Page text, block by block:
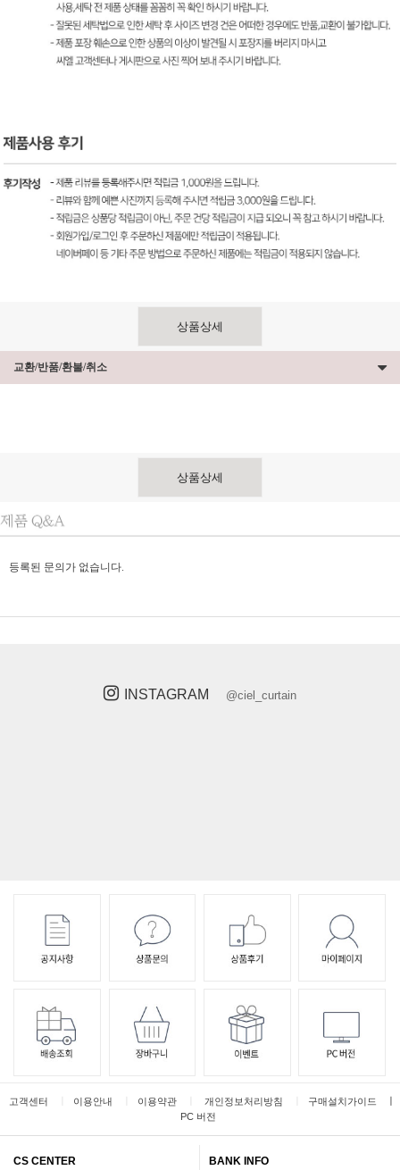
상품상세
교환/반품/환불/취소
상품상세
등록된 문의가 없습니다.
INSTAGRAM @ciel_curtain
고객센터 이용안내 이용약관 개인정보처리방침 구매설치가이드 ㅣ
PC 버전
CS CENTER BANK INFO